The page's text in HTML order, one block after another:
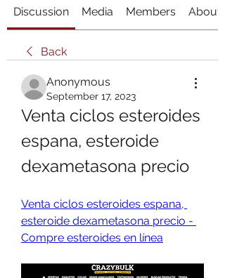
Discussion Media Members About
Back
Anonymous
September 17, 2023
Venta ciclos esteroides
espana, esteroide
dexametasona precio
Venta ciclos esteroides espana,
esteroide dexametasona precio -
Compre esteroides en línea